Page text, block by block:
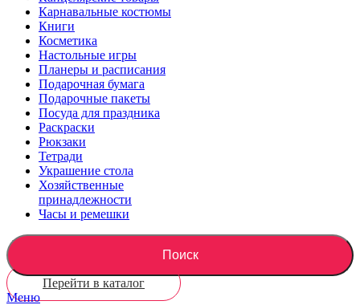
Карнавальные костюмы
Книги
Косметика
Настольные игры
Планеры и расписания
Подарочная бумага
Подарочные пакеты
Посуда для праздника
Раскраски
Рюкзаки
Тетради
Украшение стола
Хозяйственные
принадлежности
Часы и ремешки
Поиск
Перейти в каталог
Меню